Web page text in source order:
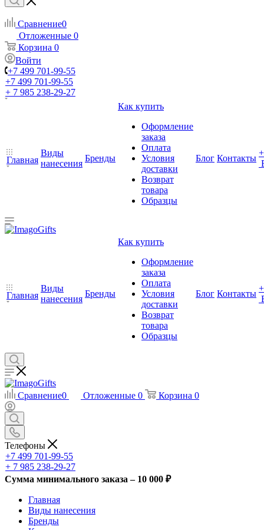
Сравнение0
Отложенные 0
Корзина 0
Войти
+7 499 701-99-55
+7 499 701-99-55
+ 7 985 238-29-27
Главная
Виды
нанесения
Бренды
Как купить
Оформление
заказа
Оплата
Условия
доставки
Возврат
товара
Образцы
Блог Контакты
+
Главная
Виды
нанесения
Бренды
Как купить
Оформление
заказа
Оплата
Условия
доставки
Возврат
товара
Образцы
Блог Контакты
+
Сравнение0 Отложенные 0 Корзина 0
Телефоны
+7 499 701-99-55
+ 7 985 238-29-27
Сумма минимального заказа – 10 000 ₽
Главная
Виды нанесения
Бренды